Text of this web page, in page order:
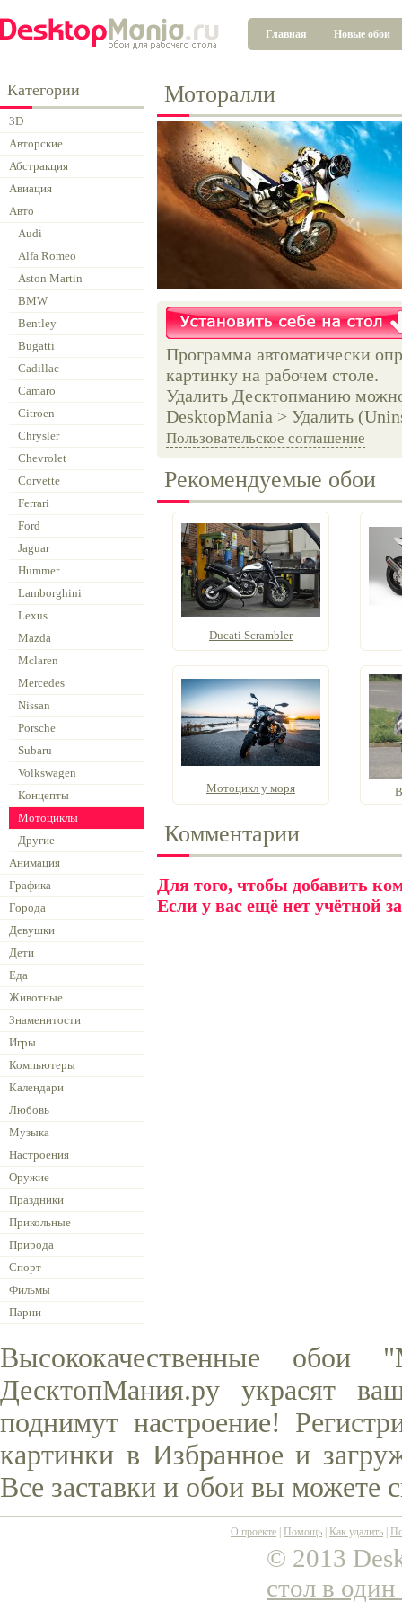
Главная Новые обои
Категории
3D
Авторские
Абстракция
Авиация
Авто
Audi
Alfa Romeo
Aston Martin
BMW
Bentley
Bugatti
Cadillac
Camaro
Citroen
Chrysler
Chevrolet
Corvette
Ferrari
Ford
Jaguar
Hummer
Lamborghini
Lexus
Mazda
Mclaren
Mercedes
Nissan
Porsche
Subaru
Volkswagen
Концепты
Мотоциклы
Другие
Анимация
Графика
Города
Девушки
Дети
Еда
Животные
Знаменитости
Игры
Компьютеры
Календари
Любовь
Музыка
Настроения
Оружие
Праздники
Прикольные
Природа
Спорт
Фильмы
Парни
Моторалли
Программа автоматически
картинку на рабочем столе.
Удалить Десктопманию
DesktopMania > Удалить
Пользовательское соглашение
Рекомендуемые обои
Ducati Scrambler
Мотоцикл у моря
Комментарии
Для того, чтобы добавить
Если у вас ещё нет учётной
Высококачественные
ДесктопМания.ру украсят
поднимут настроение!
картинки в Избранное и
Все заставки и обои вы можете
О проекте Помощь Как удалить
© 2013
стол в